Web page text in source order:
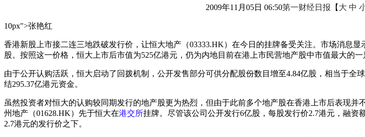
2009年11月05日 06:50第一财经日报 【 大 中
10px">张艳红
香港新股上市接二连三地跌破发行价，让恒大地产（03333.HK）在今日的挂牌备受关注。市场消息
股。按照这一价格，恒大上市后市值为525亿港元，仍为内地目前在港上市民营地产股中市值最大的一
由于公开认购活跃，恒大启动了回拨机制，公开发售部分可供分配股份数目增至4.84亿股，相当于全
结295.37亿港元资金。
虽然投资者对恒大的认购较同期发行的地产股更为热烈，但由于此前多个地产股在香港上市后表现
州地产（01628.HK）先于恒大在港交所挂牌。尽管该公司公开发行6亿股，每股发行价2.7港元，融
2.7港元的发行价之下。